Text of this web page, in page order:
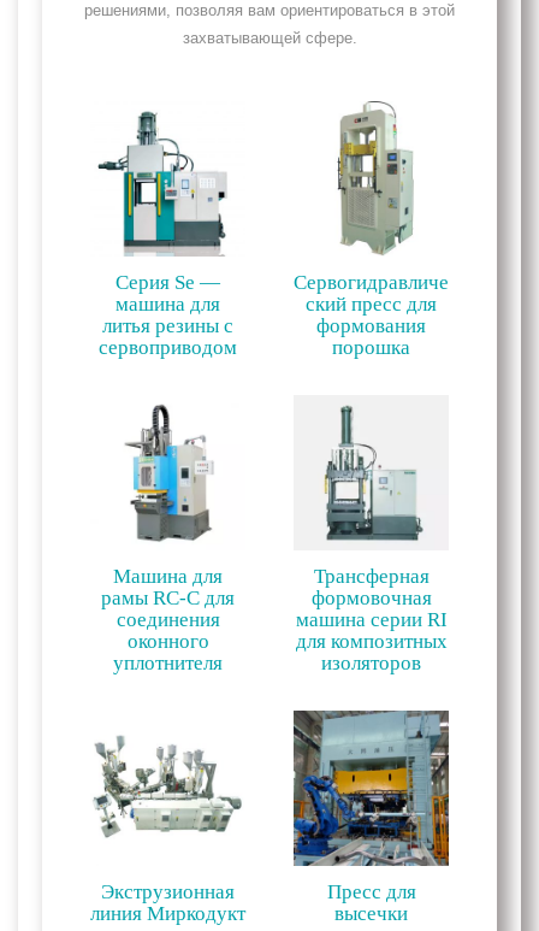
решениями, позволяя вам ориентироваться в этой
захватывающей сфере.
Серия Se —
машина для
литья резины с
сервоприводом
Сервогидравличе
ский пресс для
формования
порошка
Машина для
рамы RC-C для
соединения
оконного
уплотнителя
Трансферная
формовочная
машина серии RI
для композитных
изоляторов
Экструзионная
линия Миркодукт
Пресс для
высечки